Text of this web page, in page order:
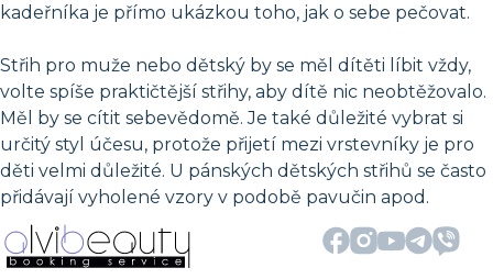
kadeřníka je přímo ukázkou toho, jak o sebe pečovat.
Střih pro muže nebo dětský by se měl dítěti líbit vždy,
volte spíše praktičtější střihy, aby dítě nic neobtěžovalo.
Měl by se cítit sebevědomě. Je také důležité vybrat si
určitý styl účesu, protože přijetí mezi vrstevníky je pro
děti velmi důležité. U pánských dětských střihů se často
přidávají vyholené vzory v podobě pavučin apod.